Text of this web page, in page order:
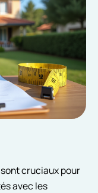
cruciaux pour
avec les